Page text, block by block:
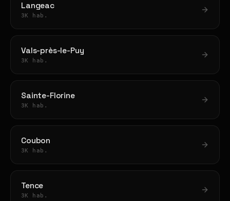
Langeac
3K hab.
Vals-près-le-Puy
3K hab.
Sainte-Florine
3K hab.
Coubon
3K hab.
Tence
3K hab.